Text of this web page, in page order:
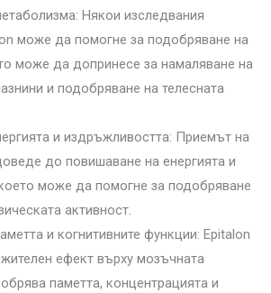
Някои изследвания
може да помогне за подобряване на
може да допринесе за намаляване на
и подобряване на телесната
и издръжливостта: Приемът на
до повишаване на енергията и
може да помогне за подобряване
активност.
и когнитивните функции: Epitalon
ефект върху мозъчната
паметта, концентрацията и